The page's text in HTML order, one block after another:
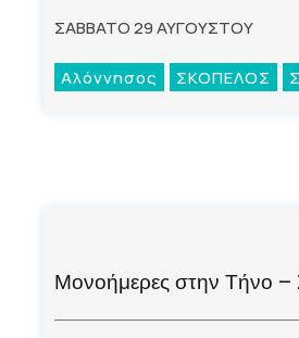
ΣΑΒΒΑΤΟ 29 ΑΥΓΟΥΣΤΟΥ
Αλόννησος ΣΚΟΠΕΛΟΣ
Μονοήμερες στην Τήνο –